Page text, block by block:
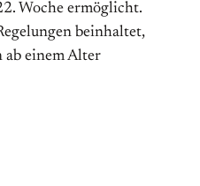
Woche ermöglicht.
beinhaltet,
ab einem Alter